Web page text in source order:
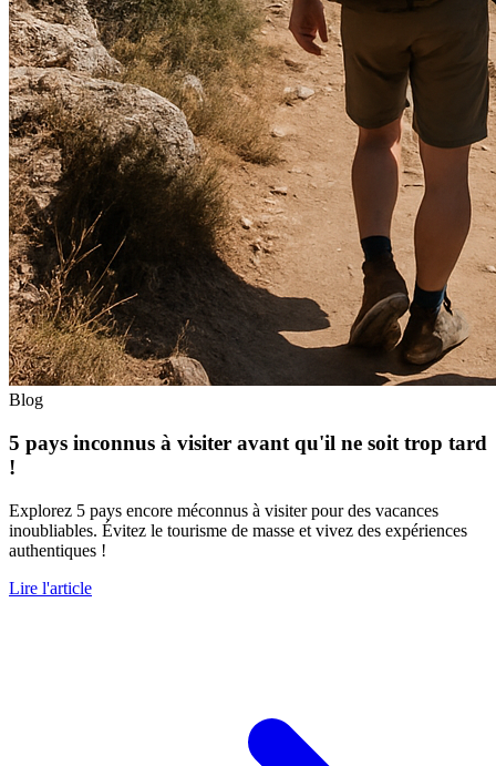
Blog
5 pays inconnus à visiter avant qu'il ne soit trop tard
!
Explorez 5 pays encore méconnus à visiter pour des vacances
inoubliables. Évitez le tourisme de masse et vivez des expériences
authentiques !
Lire l'article